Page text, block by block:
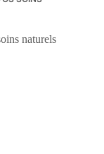
naturels